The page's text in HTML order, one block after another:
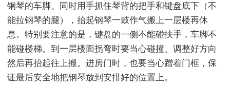
钢琴的车脚。同时用手抓住琴背的把手和键盘底下（不
能拉钢琴的腿），抬起钢琴一鼓作气搬上一层楼再休
息。特别要注意的是，键盘的一侧不能碰扶手，车脚不
能碰楼梯。到一层楼面拐弯时要当心碰撞、调整好方向
然后再抬起往上搬。进房门时，也要当心蹭着门框，保
证最后安全地把钢琴放到安排好的位置上。